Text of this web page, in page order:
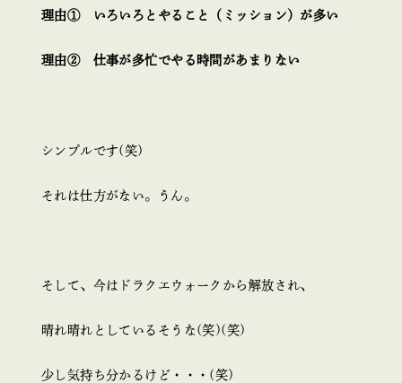
理由① いろいろとやること（ミッション）が多い
理由② 仕事が多忙でやる時間があまりない
シンプルです(笑)
それは仕方がない。うん。
そして、今はドラクエウォークから解放され、
晴れ晴れとしているそうな(笑)(笑)
少し気持ち分かるけど・・・(笑)